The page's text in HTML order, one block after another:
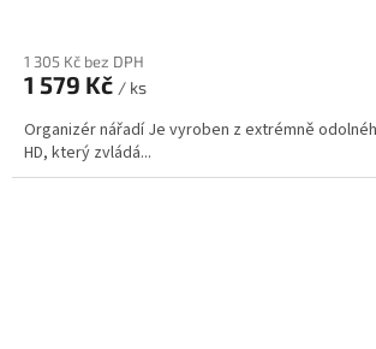
1 305 Kč bez DPH
1 579 Kč / ks
Organizér nářadí Je vyroben z extrémně
HD, který zvládá...